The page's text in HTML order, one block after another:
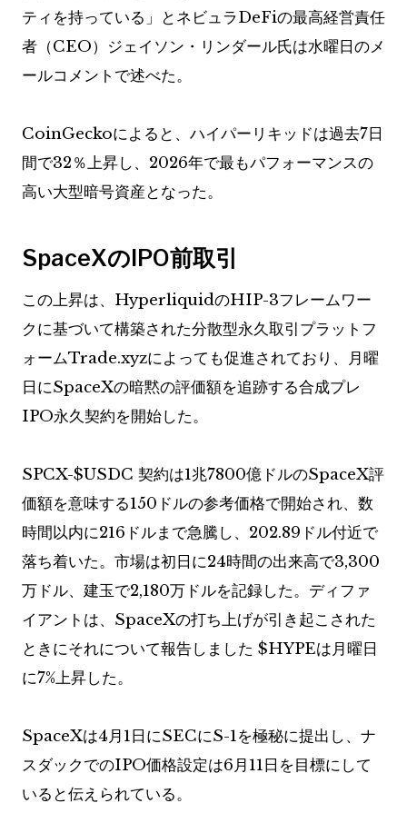
ティを持っている」とネビュラDeFiの最高経営責任
者（CEO）ジェイソン・リンダール氏は水曜日のメ
ールコメントで述べた。
CoinGeckoによると、ハイパーリキッドは過去7日
間で32％上昇し、2026年で最もパフォーマンスの
高い大型暗号資産となった。
SpaceXのIPO前取引
この上昇は、HyperliquidのHIP-3フレームワー
クに基づいて構築された分散型永久取引プラットフ
ォームTrade.xyzによっても促進されており、月曜
日にSpaceXの暗黙の評価額を追跡する合成プレ
IPO永久契約を開始した。
SPCX-$USDC 契約は1兆7800億ドルのSpaceX評
価額を意味する150ドルの参考価格で開始され、数
時間以内に216ドルまで急騰し、202.89ドル付近で
落ち着いた。市場は初日に24時間の出来高で3,300
万ドル、建玉で2,180万ドルを記録した。ディファ
イアントは、SpaceXの打ち上げが引き起こされた
ときにそれについて報告しました $HYPEは月曜日
に7%上昇した。
SpaceXは4月1日にSECにS-1を極秘に提出し、ナ
スダックでのIPO価格設定は6月11日を目標にして
いると伝えられている。